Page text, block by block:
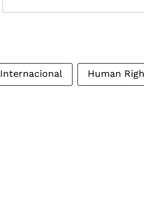
Internacional Human